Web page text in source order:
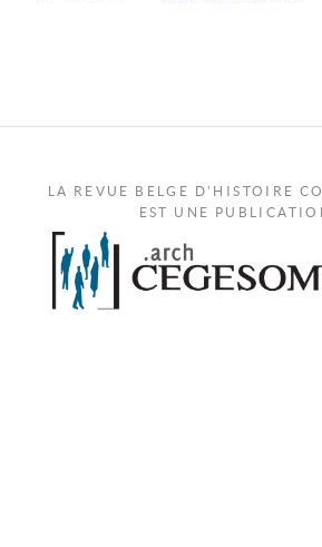
LA REVUE BELGE D'HISTOIRE
EST UNE